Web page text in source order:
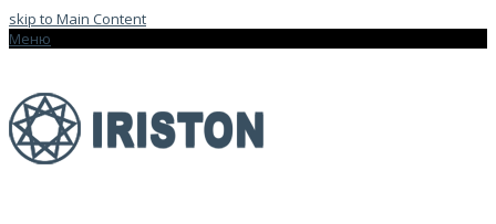
skip to Main Content
Меню